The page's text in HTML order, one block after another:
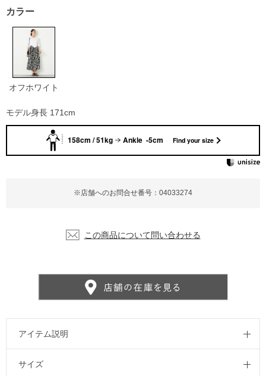
※店舗へのお問合せ番号：04033274
カラー
オフホワイト
この商品について問い合わせる
モデル身長 171cm
アイテム説明
サイズ
158cm / 51kg Ankle -5cm Find your size